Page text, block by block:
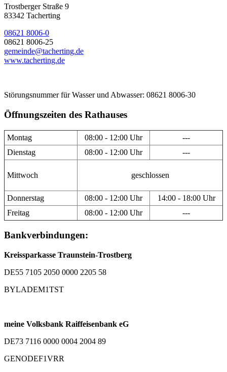
Trostberger Straße 9
83342 Tacherting
08621 8006-0
08621 8006-25
gemeinde@tacherting.de
www.tacherting.de
Störungsnummer für Wasser und Abwasser: 08621 8006-30
Öffnungszeiten des Rathauses
Montag 08:00 - 12:00 Uhr
---
Dienstag
08:00 - 12:00 Uhr ---
Mittwoch geschlossen
Donnerstag 08:00 - 12:00 Uhr
14:00 - 18:00 Uhr
Freitag
08:00 - 12:00 Uhr ---
Bankverbindungen:
Kreissparkasse Traunstein-Trostberg
DE55 7105 2050 0000 2205 58
BYLADEM1TST
meine Volksbank Raiffeisenbank eG
DE73 7116 0000 0004 2004 89
GENODEF1VRR